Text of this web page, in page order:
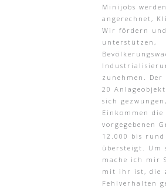
Minijobs
angerechnet,
Wir fördern und
unterstützen,
zunehmen.
20
sich
Einkommen die
vorgegebenen
12.000 bis
übersteigt. Um
mache ich mir
mit ihr ist, die
Fehlverhalten